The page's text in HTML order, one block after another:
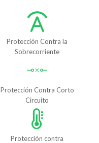
Protección Contra la
Sobrecorriente
Protección Contra Corto
Circuito
Protección contra